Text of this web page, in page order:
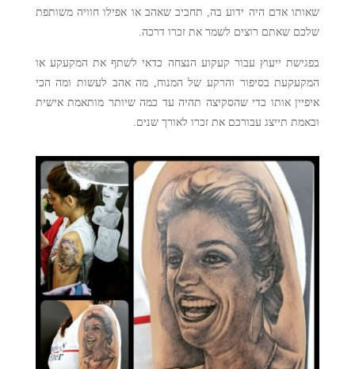
שאותו אדם היה ידוע בה, תחביב שאהב או אפילו חוויה משותפת
שלכם שאתם רוצים לשמר את זכרו דרכה.
בפגישת ייעוץ עבור קעקוע הנצחה כדאי לשתף את המקעקע או
המקעקעת בסיפור והרקע של המנוח, מה אהב לעשות ומה הכי
איפיין אותו כדי שהסקיצה תהיה עד כמה שיותר מותאמת אישית
ובאמת תייצג עבורכם את זכרו לאורך שנים.